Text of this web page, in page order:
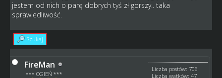
jestem od nich o parę dobrych tyś zł gorszy.. taka
sprawiedliwość.
Szukaj
FireMan
*** OGIEŃ ***
Liczba postów: 706
Liczba wątków: 47